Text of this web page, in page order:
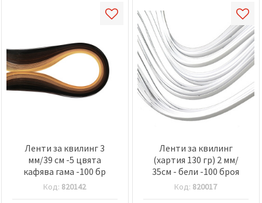
Ленти за квилинг 3
мм/39 см -5 цвята
кафява гама -100 бр
Код: 820142
Ленти за квилинг
(хартия 130 гр) 2 мм/
35см - бели -100 броя
Код: 820017